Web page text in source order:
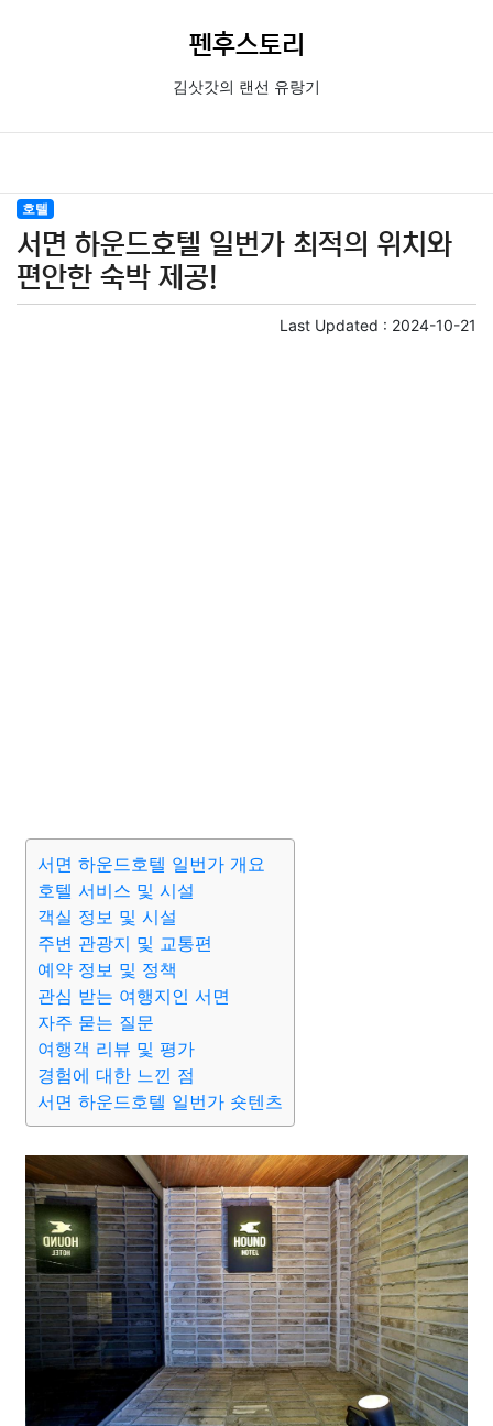
펜후스토리
김삿갓의 랜선 유랑기
호텔
서면 하운드호텔 일번가 최적의 위치와
편안한 숙박 제공!
Last Updated : 2024-10-21
서면 하운드호텔 일번가 개요
호텔 서비스 및 시설
객실 정보 및 시설
주변 관광지 및 교통편
예약 정보 및 정책
관심 받는 여행지인 서면
자주 묻는 질문
여행객 리뷰 및 평가
경험에 대한 느낀 점
서면 하운드호텔 일번가 숏텐츠